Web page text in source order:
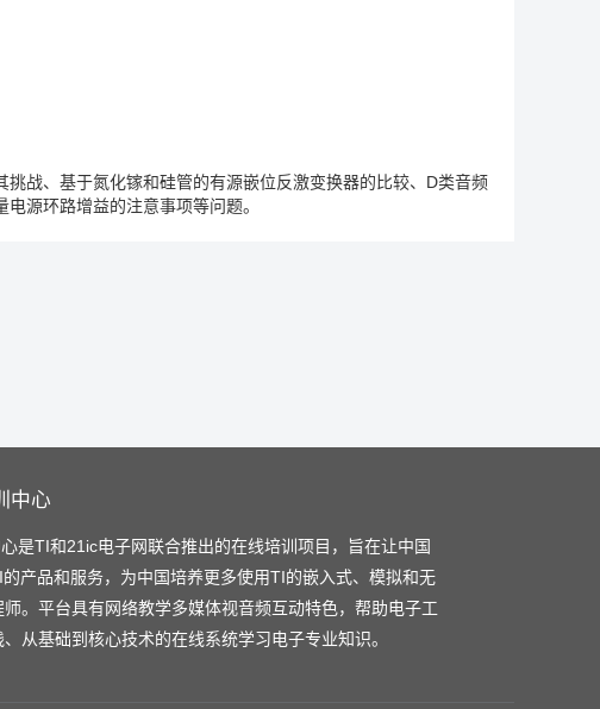
战、基于氮化镓和硅管的有源嵌位反激变换器的比较、D类音频
源环路增益的注意事项等问题。
中心
是TI和21ic电子网联合推出的在线培训项目，旨在让中国
产品和服务，为中国培养更多使用TI的嵌入式、模拟和无
。平台具有网络教学多媒体视音频互动特色，帮助电子工
从基础到核心技术的在线系统学习电子专业知识。